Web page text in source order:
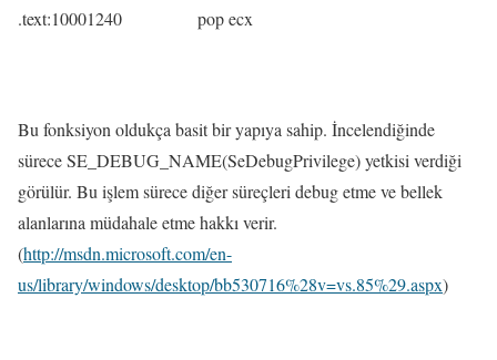
.text:10001240 pop ecx
Bu fonksiyon oldukça basit bir yapıya sahip. İncelendiğinde
sürece SE_DEBUG_NAME(SeDebugPrivilege) yetkisi verdiği
görülür. Bu işlem sürece diğer süreçleri debug etme ve bellek
alanlarına müdahale etme hakkı verir.
(http://msdn.microsoft.com/en-
us/library/windows/desktop/bb530716%28v=vs.85%29.aspx)